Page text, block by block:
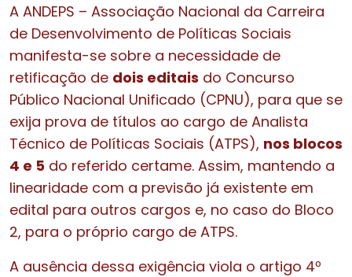
A ANDEPS – Associação Nacional da Carreira
de Desenvolvimento de Políticas Sociais
manifesta-se sobre a necessidade de
retificação de dois editais do Concurso
Público Nacional Unificado (CPNU), para que se
exija prova de títulos ao cargo de Analista
Técnico de Políticas Sociais (ATPS), nos blocos
4 e 5 do referido certame. Assim, mantendo a
linearidade com a previsão já existente em
edital para outros cargos e, no caso do Bloco
2, para o próprio cargo de ATPS.
A ausência dessa exigência viola o artigo 4º